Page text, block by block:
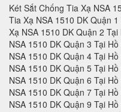
Két Sắt Chống Tia Xạ NSA 1510 DK Hồ Chí Minh, Két Sắt Chống Tia Xạ NSA 1510 DK Quận 1 Tại Hồ Chí Minh, Két Sắt Chống Tia Xạ NSA 1510 DK Quận 2 Tại Hồ Chí Minh, Két Sắt Chống Tia Xạ NSA 1510 DK Quận 3 Tại Hồ Chí Minh, Két Sắt Chống Tia Xạ NSA 1510 DK Quận 4 Tại Hồ Chí Minh, Két Sắt Chống Tia Xạ NSA 1510 DK Quận 5 Tại Hồ Chí Minh, Két Sắt Chống Tia Xạ NSA 1510 DK Quận 6 Tại Hồ Chí Minh, Két Sắt Chống Tia Xạ NSA 1510 DK Quận 7 Tại Hồ Chí Minh, Két Sắt Chống Tia Xạ NSA 1510 DK Quận 9 Tại Hồ Chí Minh, Két Sắt Chống Tia Xạ NSA 1510 DK Quận 10 Tại Hồ Chí Minh, Két Sắt Chống Tia Xạ NSA 1510 DK Quận 11 Tại Hồ Chí Minh, Két Sắt Chống Tia Xạ NSA 1510 DK Quận 12 Tại Hồ Chí Minh, Két Sắt Chống Tia Xạ NSA 1510 DK Quận Thủ Đức Tại Hồ Chí Minh, Két Sắt Chống Tia Xạ NSA 1510 DK Quận Bình Thạnh Tại Hồ Chí Minh, Két Sắt Chống Tia Xạ NSA 1510 DK Quận Gò Vấp Tại Hồ Chí Minh, Két Sắt Chống Tia Xạ NSA 1510 DK Quận Phú Nhuận Tại Hồ Chí Minh, Két Sắt Chống Tia Xạ NSA 1510 DK Quận Tân Phú Tại Hồ Chí Minh, Két Sắt Chống Tia Xạ NSA 1510 DK Quận Bình Tân Tại Hồ Chí Minh, Két Sắt Chống Tia Xạ NSA 1510 DK Quận Tân Bình Tại Hồ Chí Minh, Két Sắt Chống Tia Xạ NSA 1510 DK Hà Nội, Két Sắt Chống Tia Xạ NSA 1510 DK Quận Ba Đình Hà Nội, Két Sắt Chống Tia Xạ NSA 1510 DK Quận Hoàn Kiếm Hà Nội, Két Sắt Chống Tia Xạ NSA 1510 DK Quận Hai Bà Trưng Hà Nội, Két Sắt Chống Tia Xạ NSA 1510 DK Quận Đống Đa Hà Nội, Két Sắt Chống Tia Xạ NSA 1510 DK Quận Tây Hồ Hà Nội, Két Sắt Chống Tia Xạ NSA 1510 DK Quận Đống Đa Hà Nội, Két Sắt Chống Tia Xạ NSA 1510 DK Quận Thanh Xuân Hà Nội, Két Sắt Chống Tia Xạ NSA 1510 DK Quận Hoàng Mai Hà Nội, Két Sắt Chống Tia Xạ NSA 1510 DK Quận Long Biên Hà Nội, Két Sắt Chống Tia Xạ NSA 1510 DK Quận Đống Đa Hà Nội, Két Sắt Chống Tia Xạ NSA 1510 DK Huyện Thanh Trì Hà Nội, Két Sắt Chống Tia Xạ NSA 1510 DK Huyện Gia Lâm Hà Nội, Két Sắt Chống Tia Xạ NSA 1510 DK Huyện Đông Anh Hà Nội, Két Sắt Chống Tia Xạ NSA 1510 DK Huyện Sóc Sơn Hà Nội, Két Sắt Chống Tia Xạ NSA 1510 DK Quận Hà Đông Hà Nội, Két Sắt Chống Tia Xạ NSA 1510 DK Thị xã Sơn Tây Hà Nội, Két Sắt Chống Tia Xạ NSA 1510 DK Huyện Ba Vì Hà Nội, Két Sắt Chống Tia Xạ NSA 1510 DK Huyện Phúc Thọ Hà Nội, Két Sắt Chống Tia Xạ NSA 1510 DK Huyện Thạch Thất Hà Nội, Két Sắt Chống Tia Xạ NSA 1510 DK Huyện Quốc Oai Hà Nội, Két Sắt Chống Tia Xạ NSA 1510 DK Huyện Chương Mỹ Hà Nội, Két Sắt Chống Tia Xạ NSA 1510 DK Huyện Đan Phượng Hà Nội, Két Sắt Chống Tia Xạ NSA 1510 DK Huyện Hoài Đức Hà Nội, Két Sắt Chống Tia Xạ NSA 1510 DK Huyện Thanh Oai Hà Nội, Két Sắt Chống Tia Xạ NSA 1510 DK Huyện Mỹ Đức Hà Nội, Két Sắt Chống Tia Xạ NSA 1510 DK Huyện Ứng Hoà Hà Nội, Két Sắt Chống Tia Xạ NSA 1510 DK Huyện Thường Tín Hà Nội, Két Sắt Chống Tia Xạ NSA 1510 DK Huyện Phú Xuyên Hà Nội, Két Sắt Chống Tia Xạ NSA 1510 DK Huyện Mê Linh Hà Nội, Két Sắt Chống Tia Xạ NSA 1510 DK Quận Nam Từ Liên Hà Nội, Két Sắt Chống Tia Xạ NSA 1510 DK An Giang, Két Sắt Chống Tia Xạ NSA 1510 DK Thành phố Long Xuyên Tỉnh An Giang, Két Sắt Chống Tia Xạ NSA 1510 DK Thành phố Châu Đốc Tỉnh An Giang, Két Sắt Chống Tia Xạ NSA 1510 DK Huyện An Phú Tỉnh An Giang, Két Sắt Chống Tia Xạ NSA 1510 DK Thị xã Tân Châu, Két Sắt Chống Tia Xạ NSA 1510 DK Huyện Phú Tân, Két Sắt Chống Tia Xạ NSA 1510 DK Huyện Châu Phú, Két Sắt Chống Tia Xạ NSA 1510 DK Huyện Tịnh Biên, Két Sắt Chống Tia Xạ NSA 1510 DK Huyện Tri Tôn, Két Sắt Chống Tia Xạ NSA 1510 DK Huyện Châu Thành Tỉnh An Giang, Két Sắt Chống Tia Xạ NSA 1510 DK Huyện Chợ Mới Tỉnh An Giang, Két Sắt Chống Tia Xạ NSA 1510 DK Huyện Thoại Sơn Tỉnh An Giang, Két Sắt Chống Tia Xạ NSA 1510 DK Vũng Tàu, Két Sắt Chống Tia Xạ NSA 1510 DK Thành phố Vũng Tàu Tại Bà Rịa - Vũng Tàu, Két Sắt Chống Tia Xạ NSA 1510 DK Thành phố Bà Rịa Tại Bà Rịa - Vũng Tàu, Két Sắt Chống Tia Xạ NSA 1510 DK Huyện Châu Đức Tại Bà Rịa - Vũng Tàu, Két Sắt Chống Tia Xạ NSA 1510 DK Huyện Xuyên Mộc Tại Bà Rịa - Vũng Tàu, Két Sắt Chống Tia Xạ NSA 1510 DK Huyện Long Điền Tại Bà Rịa - Két Sắt Chống Tia Xạ NSA 1510 DK Cần Thơ, Két Sắt Chống Tia Xạ NSA 1510 DK Tại Thành phố Cần Thơ Tỉnh Cần Thơ, Két Sắt Chống Tia Xạ NSA 1510 DK Tại Quận Ninh Kiều Tỉnh Cần Thơ, Két Sắt Chống Tia Xạ NSA 1510 DK Tại Quận Ô Môn Tỉnh Cần Thơ, Két Sắt Chống Tia Xạ NSA 1510 DK Tại Quận Bình Thuỷ Tỉnh Cần Thơ, Két Sắt Chống Tia Xạ NSA 1510 DK Tại Quận Cái Răng Tỉnh Cần Thơ, Két Sắt Chống Tia Xạ NSA 1510 DK Tại Quận Thốt Nốt Tỉnh